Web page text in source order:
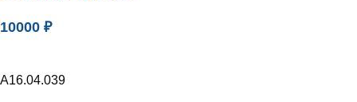
10000 ₽
A16.04.039